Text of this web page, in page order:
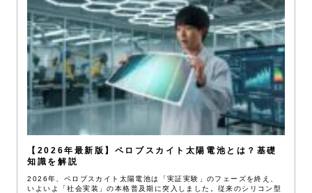
【2026年最新版】ペロブスカイト太陽電池とは？基礎
知識を解説
2026年、ペロブスカイト太陽電池は「実証実験」のフェーズを終え、
いよいよ「社会実装」の本格普及期に突入しました。従来のシリコン型